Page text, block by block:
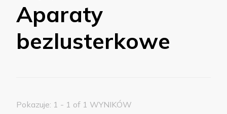
Aparaty
bezlusterkowe
Pokazuje: 1 - 1 of 1 WYNIKÓW